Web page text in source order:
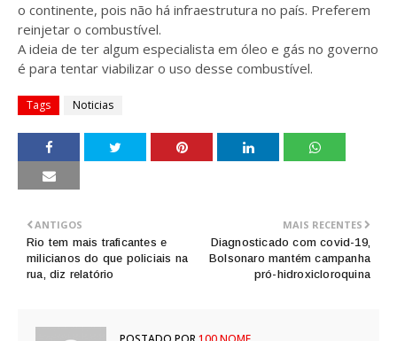
o continente, pois não há infraestrutura no país. Preferem
reinjetar o combustível.
A ideia de ter algum especialista em óleo e gás no governo
é para tentar viabilizar o uso desse combustível.
Tags Noticias
MAIS RECENTES
Diagnosticado com covid-19,
Bolsonaro mantém campanha
pró-hidroxicloroquina
ANTIGOS
Rio tem mais traficantes e
milicianos do que policiais na
rua, diz relatório